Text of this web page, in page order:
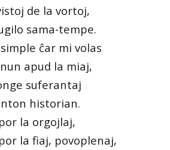
de la vortoj,
sama-tempe.
ĉar mi volas
apud la miaj,
suferantaj
historian.
la orgojlaj,
la fiaj, povoplenaj,